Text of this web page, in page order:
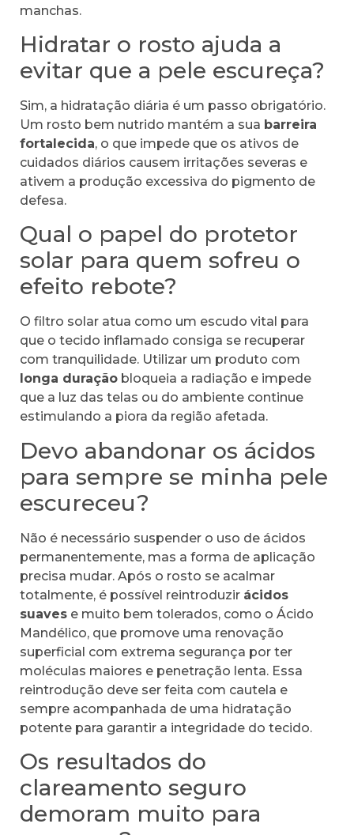
manchas.
Hidratar o rosto ajuda a
evitar que a pele escureça?
Sim, a hidratação diária é um passo obrigatório.
Um rosto bem nutrido mantém a sua barreira
fortalecida, o que impede que os ativos de
cuidados diários causem irritações severas e
ativem a produção excessiva do pigmento de
defesa.
Qual o papel do protetor
solar para quem sofreu o
efeito rebote?
O filtro solar atua como um escudo vital para
que o tecido inflamado consiga se recuperar
com tranquilidade. Utilizar um produto com
longa duração bloqueia a radiação e impede
que a luz das telas ou do ambiente continue
estimulando a piora da região afetada.
Devo abandonar os ácidos
para sempre se minha pele
escureceu?
Não é necessário suspender o uso de ácidos
permanentemente, mas a forma de aplicação
precisa mudar. Após o rosto se acalmar
totalmente, é possível reintroduzir ácidos
suaves e muito bem tolerados, como o Ácido
Mandélico, que promove uma renovação
superficial com extrema segurança por ter
moléculas maiores e penetração lenta. Essa
reintrodução deve ser feita com cautela e
sempre acompanhada de uma hidratação
potente para garantir a integridade do tecido.
Os resultados do
clareamento seguro
demoram muito para